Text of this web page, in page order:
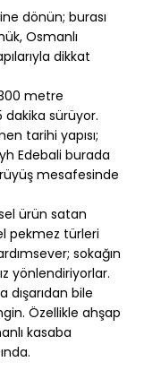
dönün; burası
Osmanlı
dikkat
metre
sürüyor.
tarihi yapısı;
Edebali burada
mesafesinde
ürün satan
pekmez türleri
sokağın
yönlendiriyorlar.
bile
Özellikle ahşap
kasaba